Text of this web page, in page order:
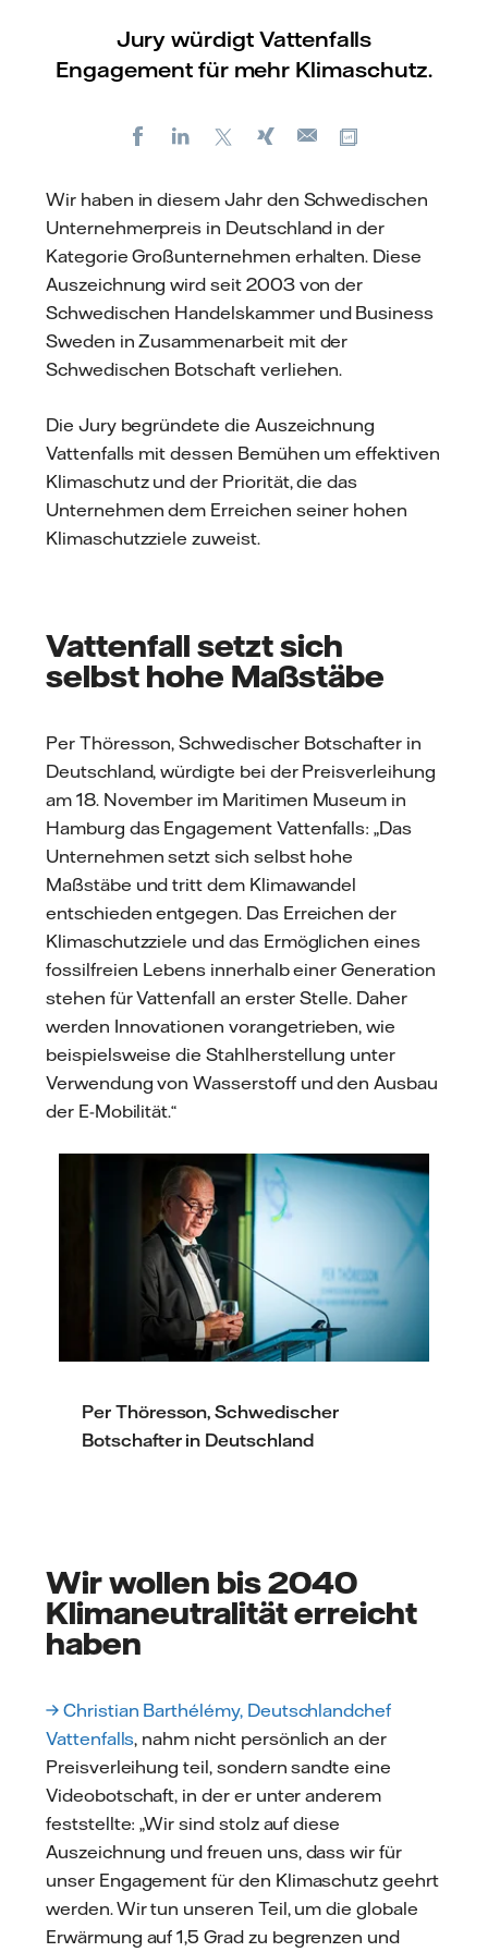
Jury würdigt Vattenfalls
Engagement für mehr Klimaschutz.
FacebookLinkedIn Xing
E-
Wir haben in diesem Jahr den Schwedischen
Unternehmerpreis in Deutschland in der
Kategorie Großunternehmen erhalten. Diese
Auszeichnung wird seit 2003 von der
Schwedischen Handelskammer und Business
Sweden in Zusammenarbeit mit der
Schwedischen Botschaft verliehen.
Die Jury begründete die Auszeichnung
Vattenfalls mit dessen Bemühen um effektiven
Klimaschutz und der Priorität, die das
Unternehmen dem Erreichen seiner hohen
Klimaschutzziele zuweist.
Vattenfall setzt sich
selbst hohe Maßstäbe
Per Thöresson, Schwedischer Botschafter in
Deutschland, würdigte bei der Preisverleihung
am 18. November im Maritimen Museum in
Hamburg das Engagement Vattenfalls: „Das
Unternehmen setzt sich selbst hohe
Maßstäbe und tritt dem Klimawandel
entschieden entgegen. Das Erreichen der
Klimaschutzziele und das Ermöglichen eines
fossilfreien Lebens innerhalb einer Generation
stehen für Vattenfall an erster Stelle. Daher
werden Innovationen vorangetrieben, wie
beispielsweise die Stahlherstellung unter
Verwendung von Wasserstoff und den Ausbau
der E-Mobilität.“
Per Thöresson, Schwedischer
Botschafter in Deutschland
Wir wollen bis 2040
Klimaneutralität erreicht
haben
→ Christian Barthélémy, Deutschlandchef
Vattenfalls, nahm nicht persönlich an der
Preisverleihung teil, sondern sandte eine
Videobotschaft, in der er unter anderem
feststellte: „Wir sind stolz auf diese
Auszeichnung und freuen uns, dass wir für
unser Engagement für den Klimaschutz geehrt
werden. Wir tun unseren Teil, um die globale
Erwärmung auf 1,5 Grad zu begrenzen und